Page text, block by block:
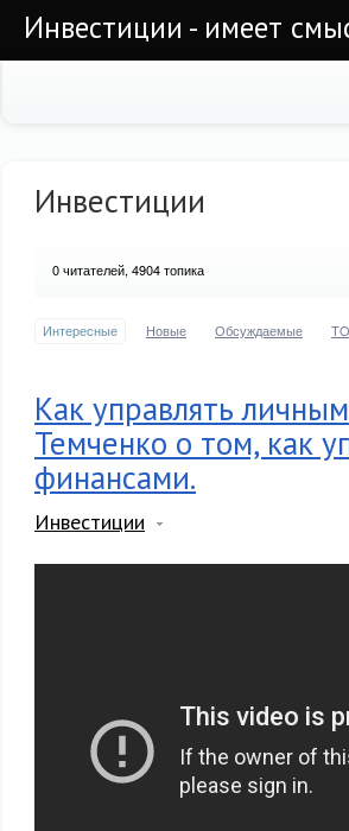
Инвестиции - имеет
Инвестиции
0читателей, 4904 топика
Интересные Новые Обсуждаемые
Как управлять
Темченко о том, как
финансами.
Инвестиции